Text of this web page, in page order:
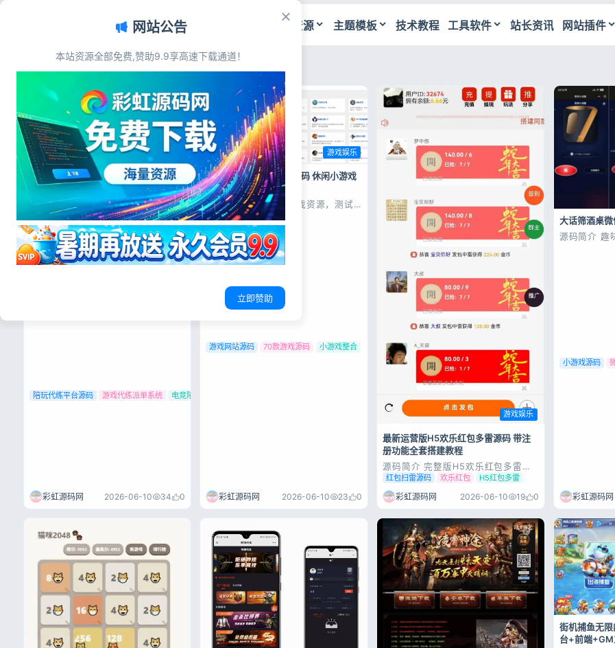
彩虹源码网 - 免费源码_游戏源码_网站源码下载_主题模板_PHP源码免费分享
源码资源 主题模板 技术教程 工具软件 站长资讯 网站插件
游戏娱乐
陪玩代练平台源码 游戏代练派单系统 电竞陪玩源码
彩虹源码网 2026-06-10 34 0
游戏娱乐
70款合集H5游戏平台源码 休闲小游戏
整合网站源码
源码简介 70+个H5游戏资源，测试
有几个缺失素材，绝大部分都可以玩
的，类型多，小游戏平台网站源码 内
含70款热门H5休闲小游戏整合平台
源码，界面美观、分类清晰，自带访
问统计，部署简单，源码完整可用，
上手简单，可直接搭建运营。 源码展
游戏网站源码 70款游戏源码 小游戏整合
彩虹源码网 2026-06-10 23 0
游戏娱乐
最新运营版H5欢乐红包多雷源码 带注
册功能全套搭建教程
源码简介 完整版H5欢乐红包多雷游
戏源码，具备注册登录、多雷玩法、
完整后台等运营功能，配套详细搭建
步骤，源码完整可用，上手简单，支
持直接部署及二次开发。 源码仅供学
果自负 源码展示 源码下载
红包扫雷源码 欢乐红包 H5红包多雷
彩虹源码网 2026-06-10 19 0
大话筛酒桌
源码简介 趣
小游戏源码
彩虹源码网
街机捕鱼无
台+前端
网站公告
本站资源全部免费,赞助9.9享高速下载通道！
立即赞助